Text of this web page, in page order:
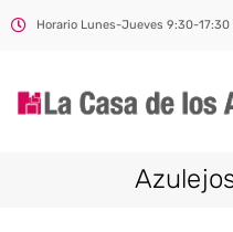
Horario Lunes-Jueves 9:30-